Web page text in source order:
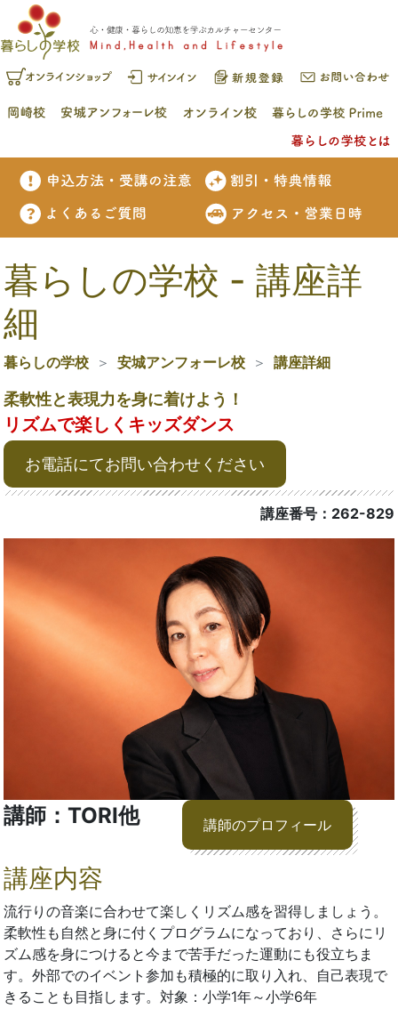
暮らしの学校 - 講座詳
細
暮らしの学校 安城アンフォーレ校 講座詳細
柔軟性と表現力を身に着けよう！
リズムで楽しくキッズダンス
お電話にてお問い合わせください
講座番号：262-829
講師：TORI他 講師のプロフィール
講座内容
流行りの音楽に合わせて楽しくリズム感を習得しましょう。
柔軟性も自然と身に付くプログラムになっており、さらにリ
ズム感を身につけると今まで苦手だった運動にも役立ちま
す。外部でのイベント参加も積極的に取り入れ、自己表現で
きることも目指します。対象：小学1年～小学6年